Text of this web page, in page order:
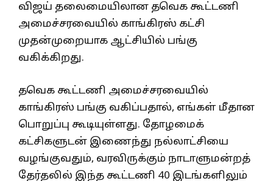
விஜய் தலைமையிலான தவெக கூட்டணி
அமைச்சரவையில் காங்கிரஸ் கட்சி
முதன்முறையாக ஆட்சியில் பங்கு
வகிக்கிறது.
தவெக கூட்டணி அமைச்சரவையில்
காங்கிரஸ் பங்கு வகிப்பதால், எங்கள் மீதான
பொறுப்பு கூடியுள்ளது. தோழமைக்
கட்சிகளுடன் இணைந்து நல்லாட்சியை
வழங்குவதும், வரவிருக்கும் நாடாளுமன்றத்
தேர்தலில் இந்த கூட்டணி 40 இடங்களிலும்